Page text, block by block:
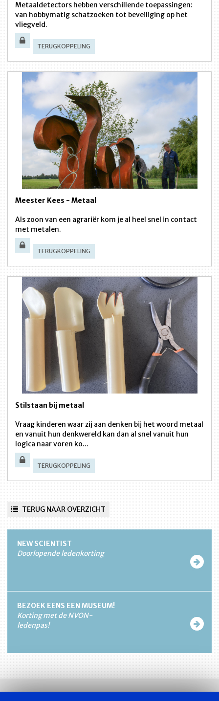
Metaaldetectors hebben verschillende toepassingen:
van hobbymatig schatzoeken tot beveiliging op het
vliegveld.
TERUGKOPPELING
Meester Kees - Metaal
Als zoon van een agrariër kom je al heel snel in contact
met metalen.
TERUGKOPPELING
Stilstaan bij metaal
Vraag kinderen waar zij aan denken bij het woord metaal
en vanuit hun denkwereld kan dan al snel vanuit hun
logica naar voren ko...
TERUGKOPPELING
TERUG NAAR OVERZICHT
NEW SCIENTIST
Doorlopende ledenkorting
BEZOEK EENS EEN MUSEUM!
Korting met de NVON-
ledenpas!